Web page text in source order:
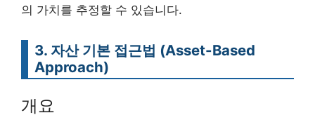
의 가치를 추정할 수 있습니다.
3. 자산 기본 접근법 (Asset-Based
Approach)
개요